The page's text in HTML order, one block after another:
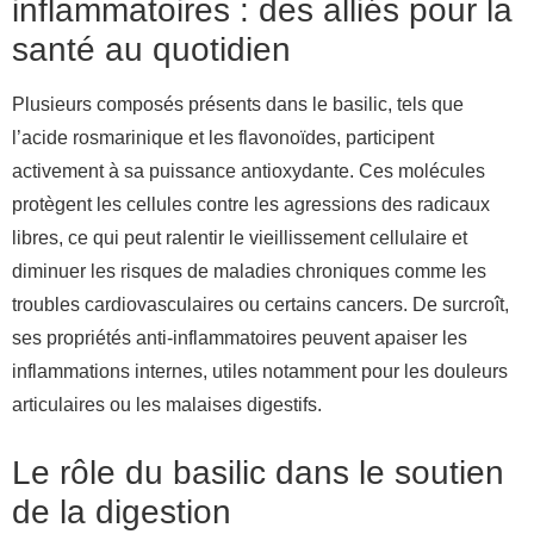
inflammatoires : des alliés pour la
santé au quotidien
Plusieurs composés présents dans le basilic, tels que
l’acide rosmarinique et les flavonoïdes, participent
activement à sa puissance antioxydante. Ces molécules
protègent les cellules contre les agressions des radicaux
libres, ce qui peut ralentir le vieillissement cellulaire et
diminuer les risques de maladies chroniques comme les
troubles cardiovasculaires ou certains cancers. De surcroît,
ses propriétés anti-inflammatoires peuvent apaiser les
inflammations internes, utiles notamment pour les douleurs
articulaires ou les malaises digestifs.
Le rôle du basilic dans le soutien
de la digestion